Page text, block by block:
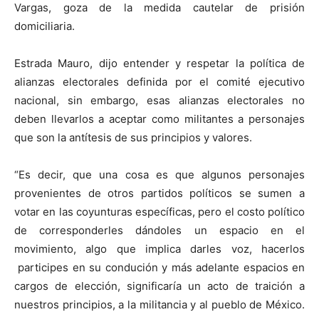
Vargas, goza de la medida cautelar de prisión
domiciliaria.
Estrada Mauro, dijo entender y respetar la política de
alianzas electorales definida por el comité ejecutivo
nacional, sin embargo, esas alianzas electorales no
deben llevarlos a aceptar como militantes a personajes
que son la antítesis de sus principios y valores.
“Es decir, que una cosa es que algunos personajes
provenientes de otros partidos políticos se sumen a
votar en las coyunturas específicas, pero el costo político
de corresponderles dándoles un espacio en el
movimiento, algo que implica darles voz, hacerlos
participes en su condución y más adelante espacios en
cargos de elección, significaría un acto de traición a
nuestros principios, a la militancia y al pueblo de México.